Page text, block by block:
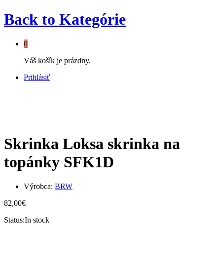
Back to Kategórie
0
Váš košík je prázdny.
Prihlásiť
Skrinka Loksa skrinka na
topánky SFK1D
Výrobca: BRW
82,00€
Status:In stock